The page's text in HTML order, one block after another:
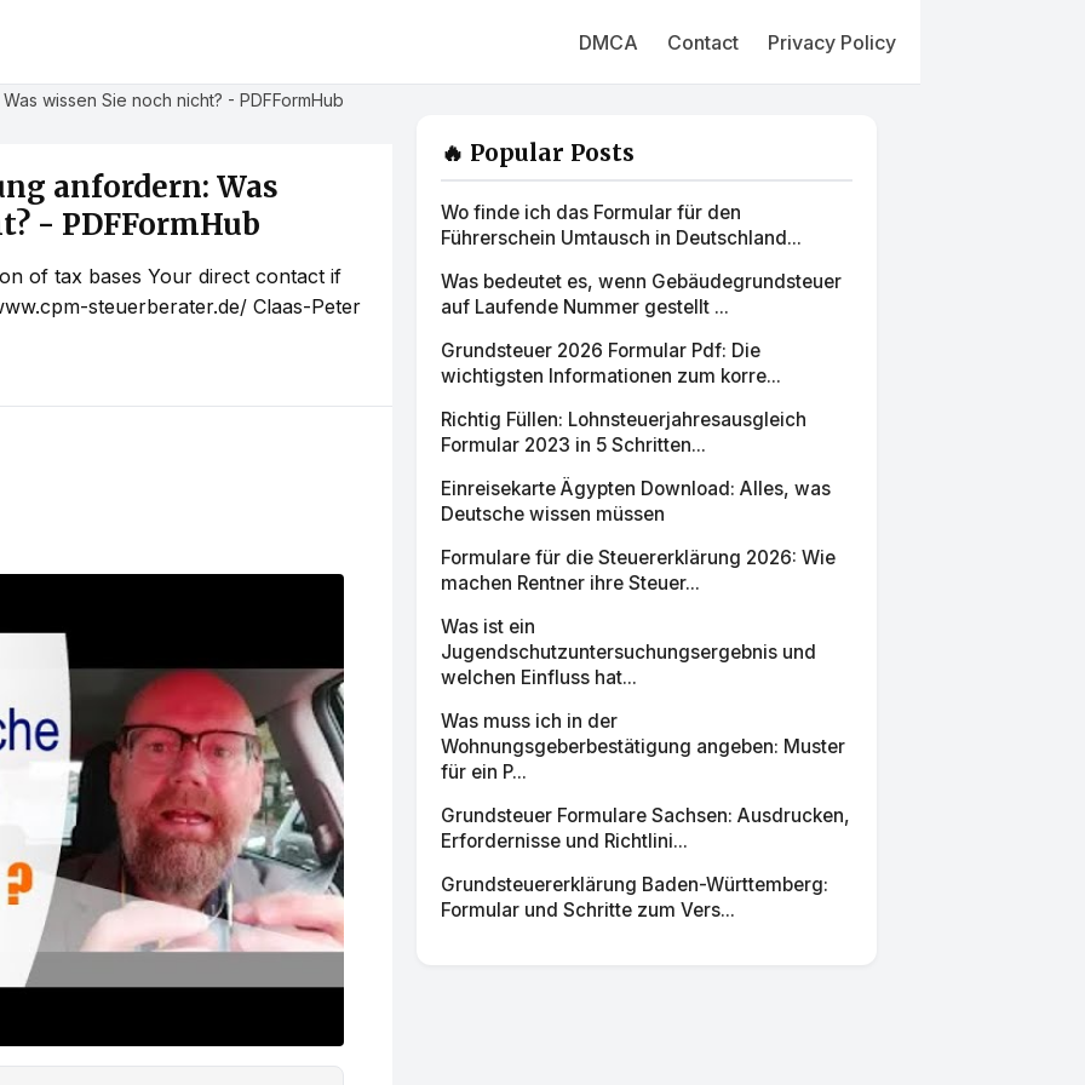
DMCA Contact Privacy Policy
wissen Sie noch nicht? - PDFFormHub
anfordern: Was
- PDFFormHub
of tax bases Your direct contact if
steuerberater.de/ Claas-Peter
🔥 Popular Posts
Wo finde ich das Formular für den
Führerschein Umtausch in Deutschland...
Was bedeutet es, wenn Gebäudegrundsteuer
auf Laufende Nummer gestellt ...
Grundsteuer 2026 Formular Pdf: Die
wichtigsten Informationen zum korre...
Richtig Füllen: Lohnsteuerjahresausgleich
Formular 2023 in 5 Schritten...
Einreisekarte Ägypten Download: Alles, was
Deutsche wissen müssen
Formulare für die Steuererklärung 2026: Wie
machen Rentner ihre Steuer...
Was ist ein
Jugendschutzuntersuchungsergebnis und
welchen Einfluss hat...
Was muss ich in der
Wohnungsgeberbestätigung angeben: Muster
für ein P...
Grundsteuer Formulare Sachsen: Ausdrucken,
Erfordernisse und Richtlini...
Grundsteuererklärung Baden-Württemberg:
Formular und Schritte zum Vers...